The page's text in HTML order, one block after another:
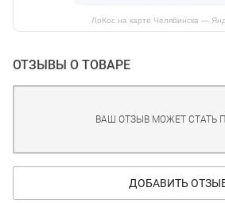
ЛоКос на карте Челябинска —
ОТЗЫВЫ О ТОВАРЕ
ВАШ ОТЗЫВ МОЖЕТ СТАТЬ
ДОБАВИТЬ